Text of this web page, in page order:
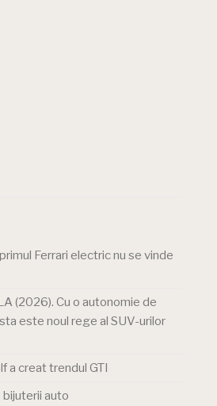
Ferrari electric nu se vinde
(2026). Cu o autonomie de
este noul rege al SUV-urilor
a creat trendul GTI
bijuterii auto